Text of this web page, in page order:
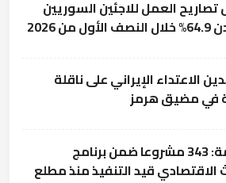
العمل للاجئين السوريين
2026
الاعتداء الإيراني على ناقلة
في مضيق هرمز
الحكومة: 343 مشروعا ضمن برنامج
الاقتصادي قيد التنفيذ منذ مطلع